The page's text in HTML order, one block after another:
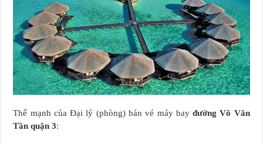
Thế mạnh của Đại lý (phòng) bán vé máy bayđường Võ Văn
Tần quận 3: